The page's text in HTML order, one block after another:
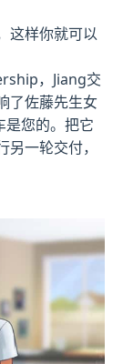
这样你就可以
，Jiang交
了佐藤先生女
是您的。把它
一轮交付，